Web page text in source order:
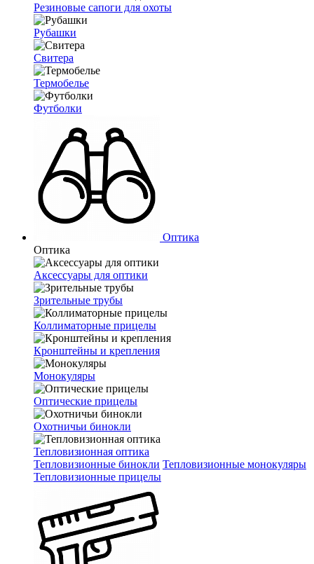
Резиновые сапоги для охоты
Рубашки
Свитера
Термобелье
Футболки
Оптика
Оптика
Аксессуары для оптики
Зрительные трубы
Коллиматорные прицелы
Кронштейны и крепления
Монокуляры
Оптические прицелы
Охотничьи бинокли
Тепловизионная оптика
Тепловизионные бинокли Тепловизионные монокуляры
Тепловизионные прицелы